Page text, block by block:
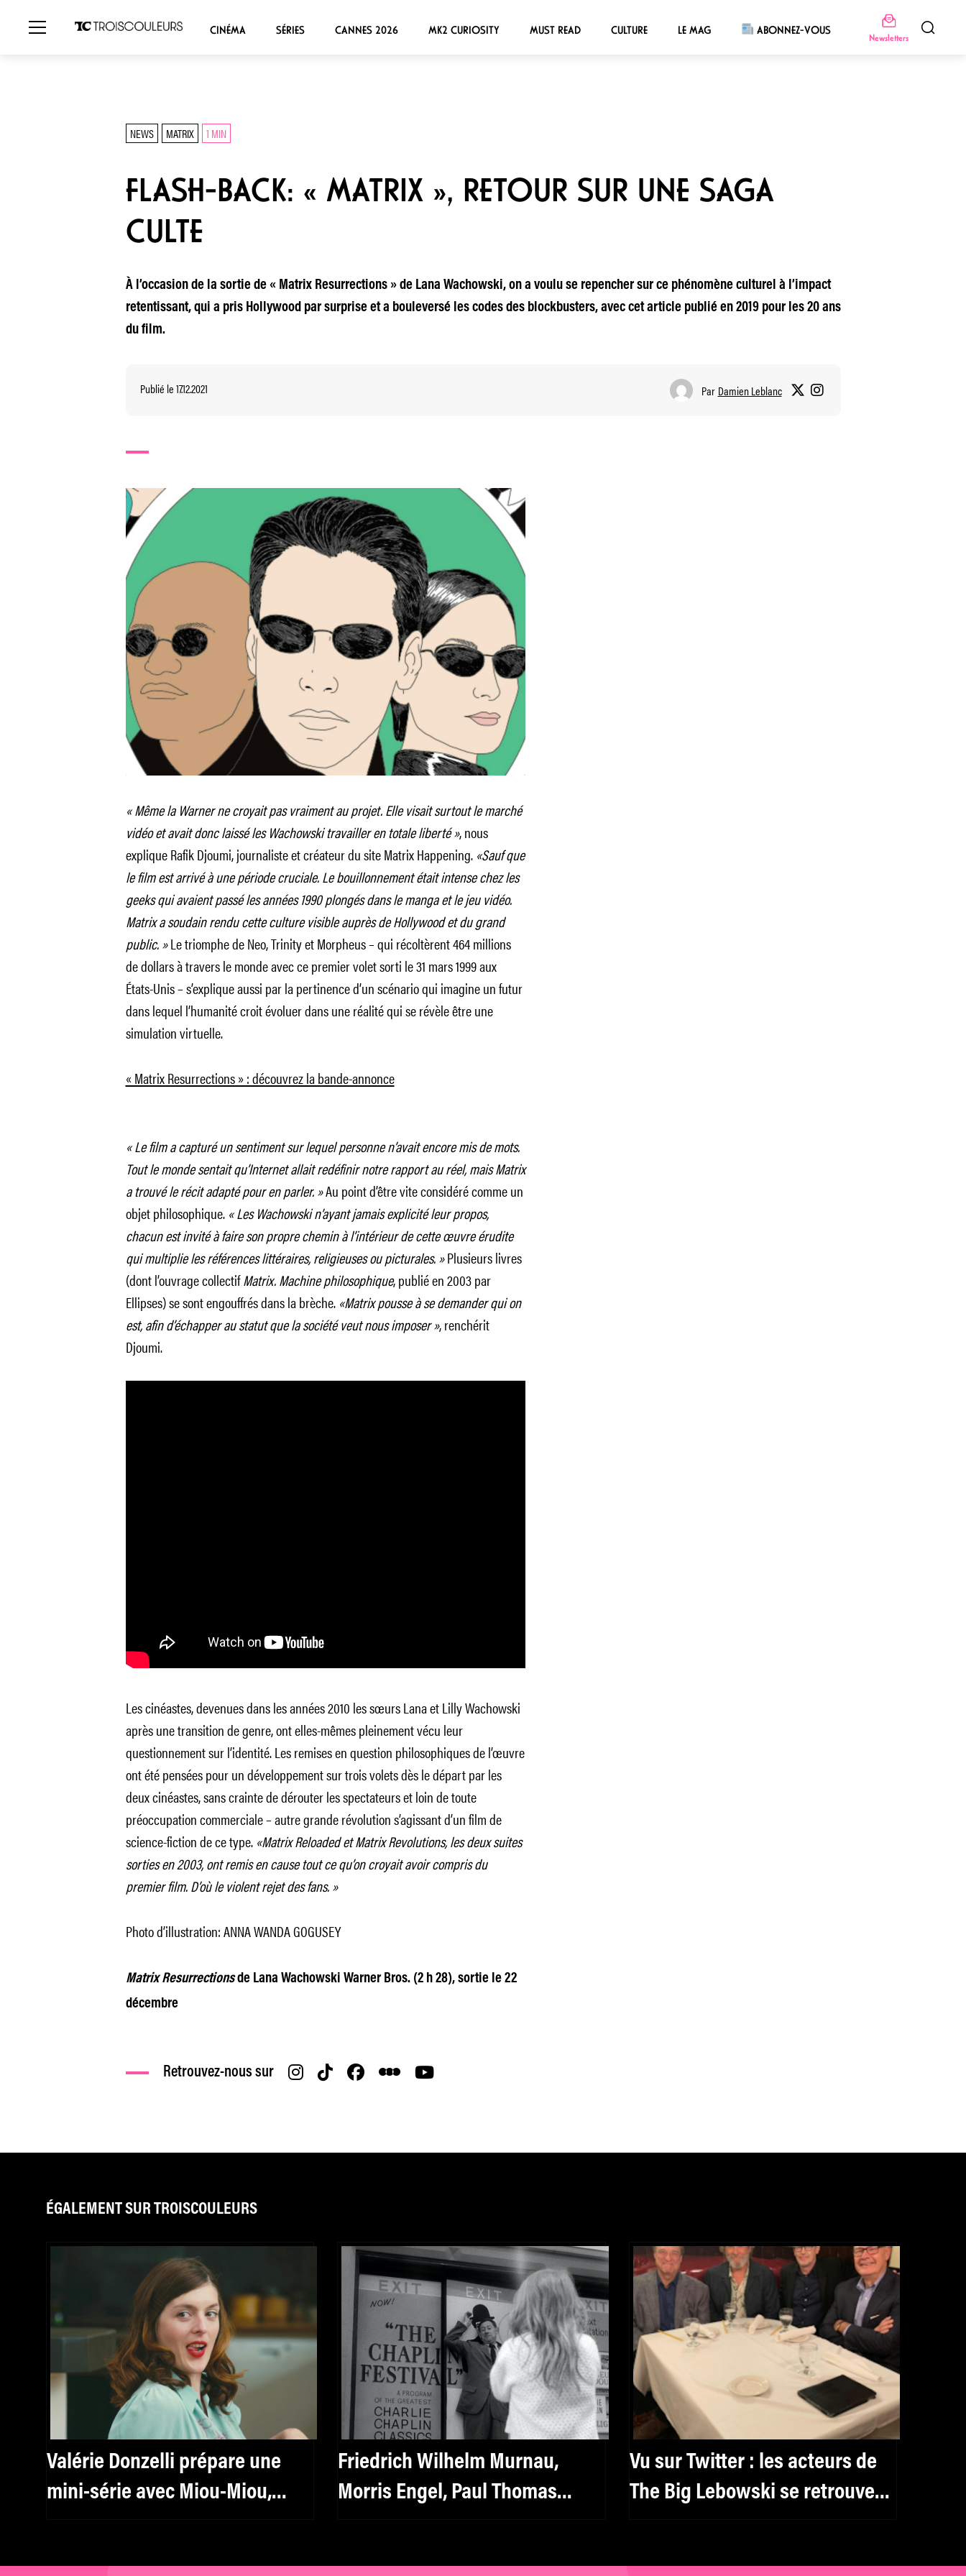
CINÉMA SÉRIES CANNES 2026 MK2 CURIOSITY MUST READ CULTURE LE MAG ABONNEZ-VOUS
Newsletters
NEWS MATRIX 1 MIN
FLASH-BACK: « MATRIX », RETOUR SUR UNE SAGA
CULTE
À l’occasion de la sortie de « Matrix Resurrections » de Lana Wachowski, on a voulu se repencher sur ce phénomène culturel à l’impact
retentissant, qui a pris Hollywood par surprise et a bouleversé les codes des blockbusters, avec cet article publié en 2019 pour les 20 ans
du film.
Publié le 17.12.2021 Par Damien Leblanc
« Même la Warner ne croyait pas vraiment au projet. Elle visait surtout le marché
vidéo et avait donc laissé les Wachowski travailler en totale liberté », nous
explique Rafik Djoumi, journaliste et créateur du site Matrix Happening. «Sauf que
le film est arrivé à une période cruciale. Le bouillonnement était intense chez les
geeks qui avaient passé les années 1990 plongés dans le manga et le jeu vidéo.
Matrix a soudain rendu cette culture visible auprès de Hollywood et du grand
public. »Le triomphe de Neo, Trinity et Morpheus – qui récoltèrent 464 millions
de dollars à travers le monde avec ce premier volet sorti le 31 mars 1999 aux
États-Unis – s’explique aussi par la pertinence d’un scénario qui imagine un futur
dans lequel l’humanité croit évoluer dans une réalité qui se révèle être une
simulation virtuelle.
« Matrix Resurrections » : découvrez la bande-annonce
« Le film a capturé un sentiment sur lequel personne n’avait encore mis de mots.
Tout le monde sentait qu’Internet allait redéfinir notre rapport au réel, mais Matrix
a trouvé le récit adapté pour en parler. »Au point d’être vite considéré comme un
objet philosophique. « Les Wachowski n’ayant jamais explicité leur propos,
chacun est invité à faire son propre chemin à l’intérieur de cette œuvre érudite
qui multiplie les références littéraires, religieuses ou picturales. »Plusieurs livres
(dont l’ouvrage collectifMatrix. Machine philosophique, publié en 2003 par
Ellipses) se sont engouffrés dans la brèche. «Matrix pousse à se demander qui on
est, afin d’échapper au statut que la société veut nous imposer », renchérit
Djoumi.
Les cinéastes, devenues dans les années 2010 les sœurs Lana et Lilly Wachowski
après une transition de genre, ont elles-mêmes pleinement vécu leur
questionnement sur l’identité. Les remises en question philosophiques de l’œuvre
ont été pensées pour un développement sur trois volets dès le départ par les
deux cinéastes, sans crainte de dérouter les spectateurs et loin de toute
préoccupation commerciale – autre grande révolution s’agissant d’un film de
science-fiction de ce type.«Matrix Reloaded et Matrix Revolutions, les deux suites
sorties en 2003, ont remis en cause tout ce qu’on croyait avoir compris du
premier film. D’où le violent rejet des fans. »
Photo d’illustration: ANNA WANDA GOGUSEY
Matrix Resurrectionsde Lana Wachowski Warner Bros. (2 h 28), sortie le 22
décembre
Retrouvez-nous sur
ÉGALEMENT SUR TROISCOULEURS
Valérie Donzelli prépare une
mini-série avec Miou-Miou,
Friedrich Wilhelm Murnau,
Morris Engel, Paul Thomas
Vu sur Twitter : les acteurs de
The Big Lebowski se retrouvent